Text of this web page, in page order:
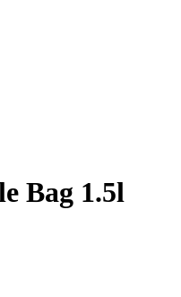
Bag 1.5l